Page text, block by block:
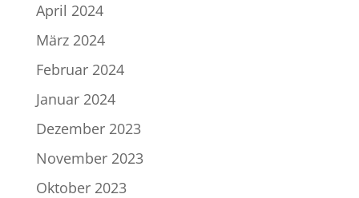
April 2024
März 2024
Februar 2024
Januar 2024
Dezember 2023
November 2023
Oktober 2023